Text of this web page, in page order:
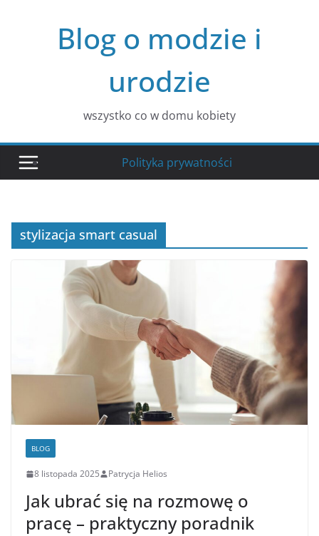
Blog o modzie i
urodzie
wszystko co w domu kobiety
Polityka prywatności
stylizacja smart casual
BLOG
8 listopada 2025 Patrycja Helios
Jak ubrać się na rozmowę o
pracę – praktyczny poradnik